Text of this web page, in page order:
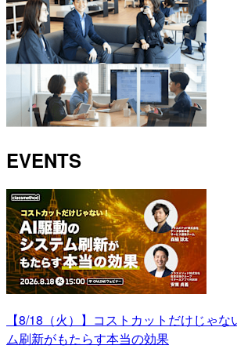
EVENTS
【8/18（火）】コストカットだけじゃ
ム刷新がもたらす本当の効果